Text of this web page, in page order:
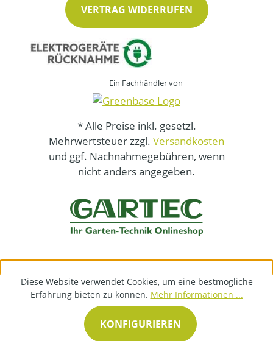
VERTRAG WIDERRUFEN
Ein Fachhändler von
* Alle Preise inkl. gesetzl.
Mehrwertsteuer zzgl. Versandkosten
und ggf. Nachnahmegebühren, wenn
nicht anders angegeben.
Diese Website verwendet Cookies, um eine bestmögliche
Erfahrung bieten zu können. Mehr Informationen ...
KONFIGURIEREN